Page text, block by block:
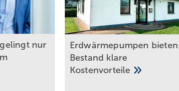
nu r
Erdwärmepu mpen
Bestand klare
Kostenvorteile